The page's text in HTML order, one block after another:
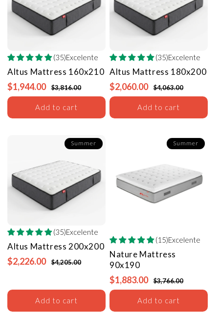
(35)Excelente
Altus Mattress 160x210
$1,944.00 $3,816.00
Add to cart
(35)Excelente
Altus Mattress 180x200
$2,060.00 $4,063.00
Add to cart
Summer
(35)Excelente
Altus Mattress 200x200
$2,226.00 $4,205.00
Add to cart
Summer
(15)Excelente
Nature Mattress
90x190
$1,883.00 $3,766.00
Add to cart